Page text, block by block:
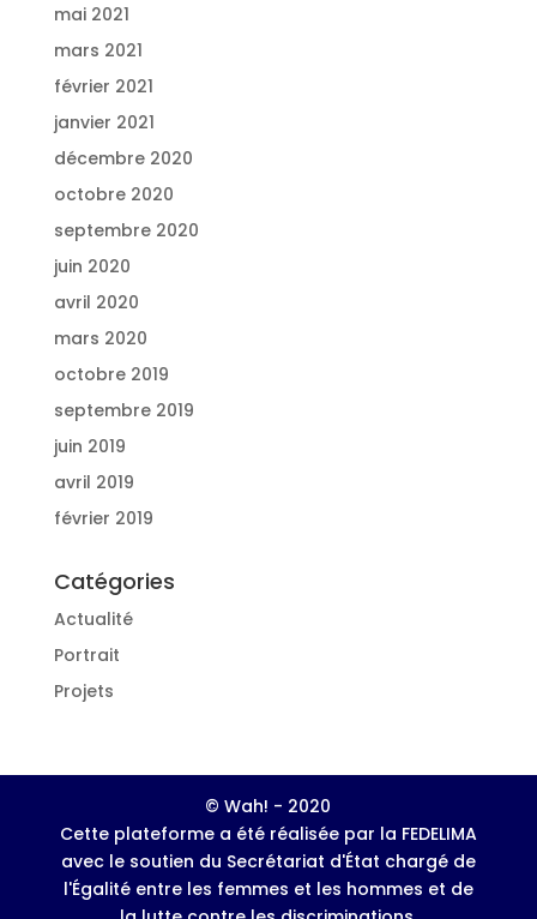
mai 2021
mars 2021
février 2021
janvier 2021
décembre 2020
octobre 2020
septembre 2020
juin 2020
avril 2020
mars 2020
octobre 2019
septembre 2019
juin 2019
avril 2019
février 2019
Catégories
Actualité
Portrait
Projets
© Wah! - 2020
Cette plateforme a été réalisée par la FEDELIMA
avec le soutien du Secrétariat d'État chargé de
l'Égalité entre les femmes et les hommes et de